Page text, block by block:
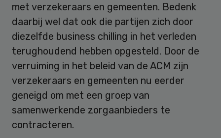
met verzekeraars en gemeenten. Bedenk
daarbij wel dat ook die partijen zich door
diezelfde business chilling in het verleden
terughoudend hebben opgesteld. Door de
verruiming in het beleid van de ACM zijn
verzekeraars en gemeenten nu eerder
geneigd om met een groep van
samenwerkende zorgaanbieders te
contracteren.